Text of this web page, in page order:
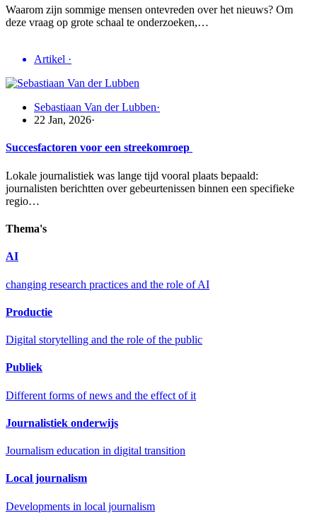
Waarom zijn sommige mensen ontevreden over het nieuws? Om
deze vraag op grote schaal te onderzoeken,…
Artikel ·
Sebastiaan Van der Lubben·
22 Jan, 2026·
Succesfactoren voor een streekomroep
Lokale journalistiek was lange tijd vooral plaats bepaald:
journalisten berichtten over gebeurtenissen binnen een specifieke
regio…
Thema's
AI
changing research practices and the role of AI
Productie
Digital storytelling and the role of the public
Publiek
Different forms of news and the effect of it
Journalistiek onderwijs
Journalism education in digital transition
Local journalism
Developments in local journalism